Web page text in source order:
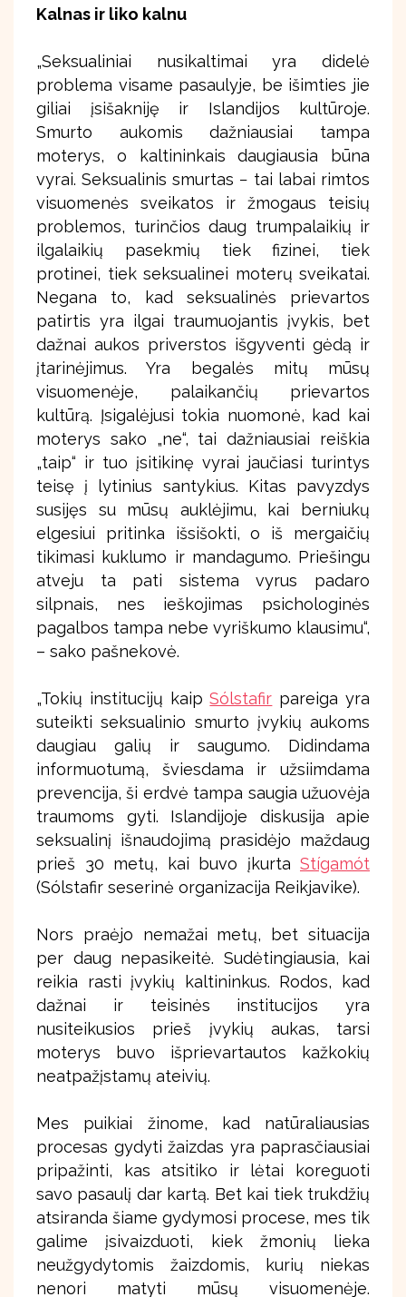
Kalnas ir liko kalnu
„Seksualiniai nusikaltimai yra didelė
problema visame pasaulyje, be išimties jie
giliai įsišakniję ir Islandijos kultūroje.
Smurto aukomis dažniausiai tampa
moterys, o kaltininkais daugiausia būna
vyrai. Seksualinis smurtas − tai labai rimtos
visuomenės sveikatos ir žmogaus teisių
problemos, turinčios daug trumpalaikių ir
ilgalaikių pasekmių tiek fizinei, tiek
protinei, tiek seksualinei moterų sveikatai.
Negana to, kad seksualinės prievartos
patirtis yra ilgai traumuojantis įvykis, bet
dažnai aukos priverstos išgyventi gėdą ir
įtarinėjimus. Yra begalės mitų mūsų
visuomenėje, palaikančių prievartos
kultūrą. Įsigalėjusi tokia nuomonė, kad kai
moterys sako „ne“, tai dažniausiai reiškia
„taip“ ir tuo įsitikinę vyrai jaučiasi turintys
teisę į lytinius santykius. Kitas pavyzdys
susijęs su mūsų auklėjimu, kai berniukų
elgesiui pritinka išsišokti, o iš mergaičių
tikimasi kuklumo ir mandagumo. Priešingu
atveju ta pati sistema vyrus padaro
silpnais, nes ieškojimas psichologinės
pagalbos tampa nebe vyriškumo klausimu“,
– sako pašnekovė.
„Tokių institucijų kaipSólstafir pareiga yra
suteikti seksualinio smurto įvykių aukoms
daugiau galių ir saugumo. Didindama
informuotumą, šviesdama ir užsiimdama
prevencija, ši erdvė tampa saugia užuovėja
traumoms gyti. Islandijoje diskusija apie
seksualinį išnaudojimą prasidėjo maždaug
prieš 30 metų, kai buvo įkurta Stígamót
(Sólstafir seserinė organizacija Reikjavike).
Nors praėjo nemažai metų, bet situacija
per daug nepasikeitė. Sudėtingiausia, kai
reikia rasti įvykių kaltininkus. Rodos, kad
dažnai ir teisinės institucijos yra
nusiteikusios prieš įvykių aukas, tarsi
moterys buvo išprievartautos kažkokių
neatpažįstamų ateivių.
Mes puikiai žinome, kad natūraliausias
procesas gydyti žaizdas yra paprasčiausiai
pripažinti, kas atsitiko ir lėtai koreguoti
savo pasaulį dar kartą. Bet kai tiek trukdžių
atsiranda šiame gydymosi procese, mes tik
galime įsivaizduoti, kiek žmonių lieka
neužgydytomis žaizdomis, kurių niekas
nenori matyti mūsų visuomenėje.